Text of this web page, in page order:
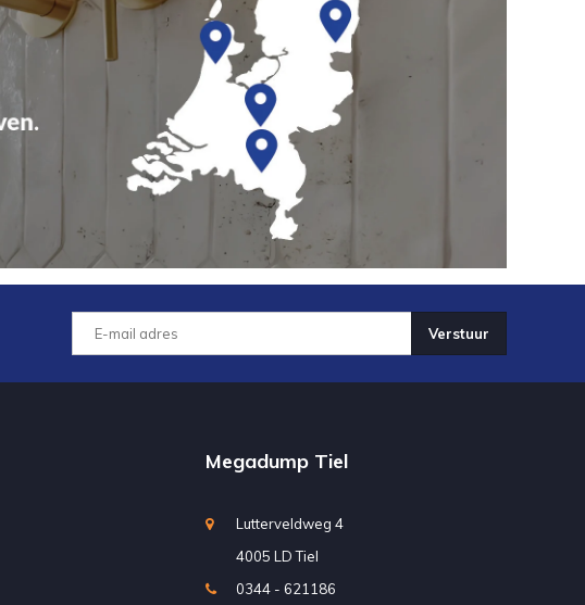
Verstuur
Megadump Tiel
Lutterveldweg 4
4005 LD Tiel
0344 - 621186